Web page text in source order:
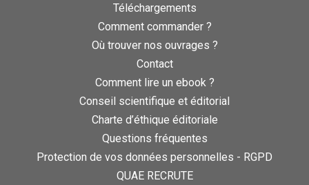
Téléchargements
Comment commander ?
Où trouver nos ouvrages ?
Contact
Comment lire un ebook ?
Conseil scientifique et éditorial
Charte d’éthique éditoriale
Questions fréquentes
Protection de vos données personnelles - RGPD
QUAE RECRUTE